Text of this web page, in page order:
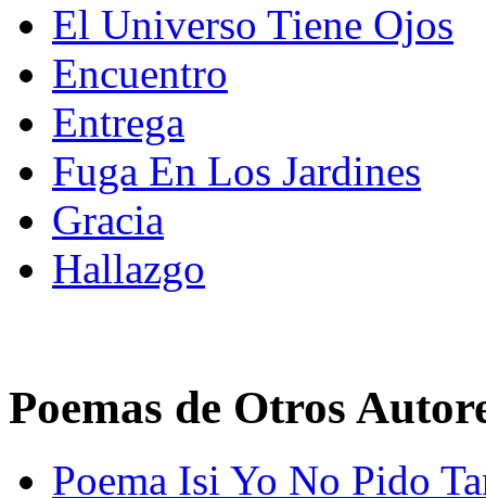
El Universo Tiene Ojos
Encuentro
Entrega
Fuga En Los Jardines
Gracia
Hallazgo
Poemas de Otros
Poema Isi Yo No Pido